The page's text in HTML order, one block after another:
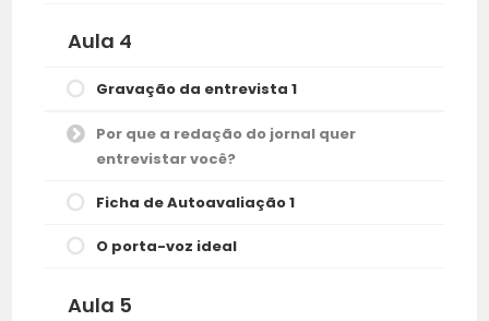
Aula 4
Gravação da entrevista 1
Por que a redação do jornal quer
entrevistar você?
Ficha de Autoavaliação 1
O porta-voz ideal
Aula 5